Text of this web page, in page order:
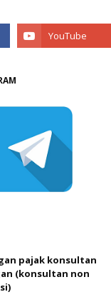
pajak konsultan
(konsultan non